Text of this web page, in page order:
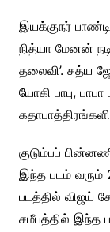
இயக்குநர்
நித்யா மேனன்
தலைவி’. சத்ய
யோகி பாபு,
குடும்பப்
இந்த படம் வரும்
படத்தில் விஜய்
சமீபத்தில் இந்த